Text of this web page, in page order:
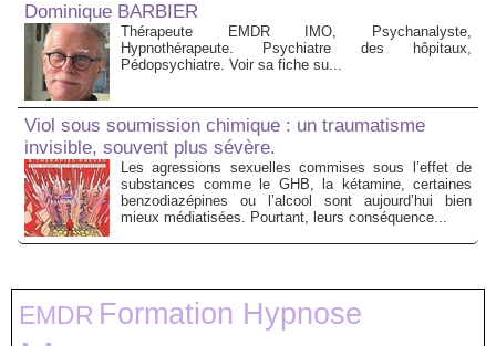
Dominique BARBIER
Thérapeute EMDR IMO, Psychanalyste,
Hypnothérapeute. Psychiatre des hôpitaux,
Pédopsychiatre. Voir sa fiche su...
Viol sous soumission chimique : un traumatisme
invisible, souvent plus sévère.
Les agressions sexuelles commises sous l’effet de
substances comme le GHB, la kétamine, certaines
benzodiazépines ou l’alcool sont aujourd’hui bien
mieux médiatisées. Pourtant, leurs conséquence...
EMDR Formation Hypnose